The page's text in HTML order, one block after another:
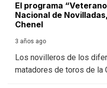
El programa
Nacional de
Chenel
3 años ago
Los novilleros de los
matadores de toros de la